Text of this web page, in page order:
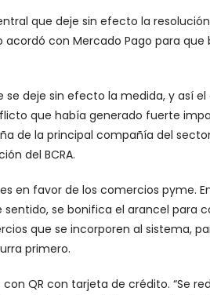
que deje sin efecto la
con Mercado Pago para que
se deje sin efecto la medida, y así
que había generado fuerte
de la principal compañía del
del BCRA.
en favor de los comercios pyme.
se bonifica el arancel para
que se incorporen al sistema,
primero.
QR con tarjeta de crédito. “Se